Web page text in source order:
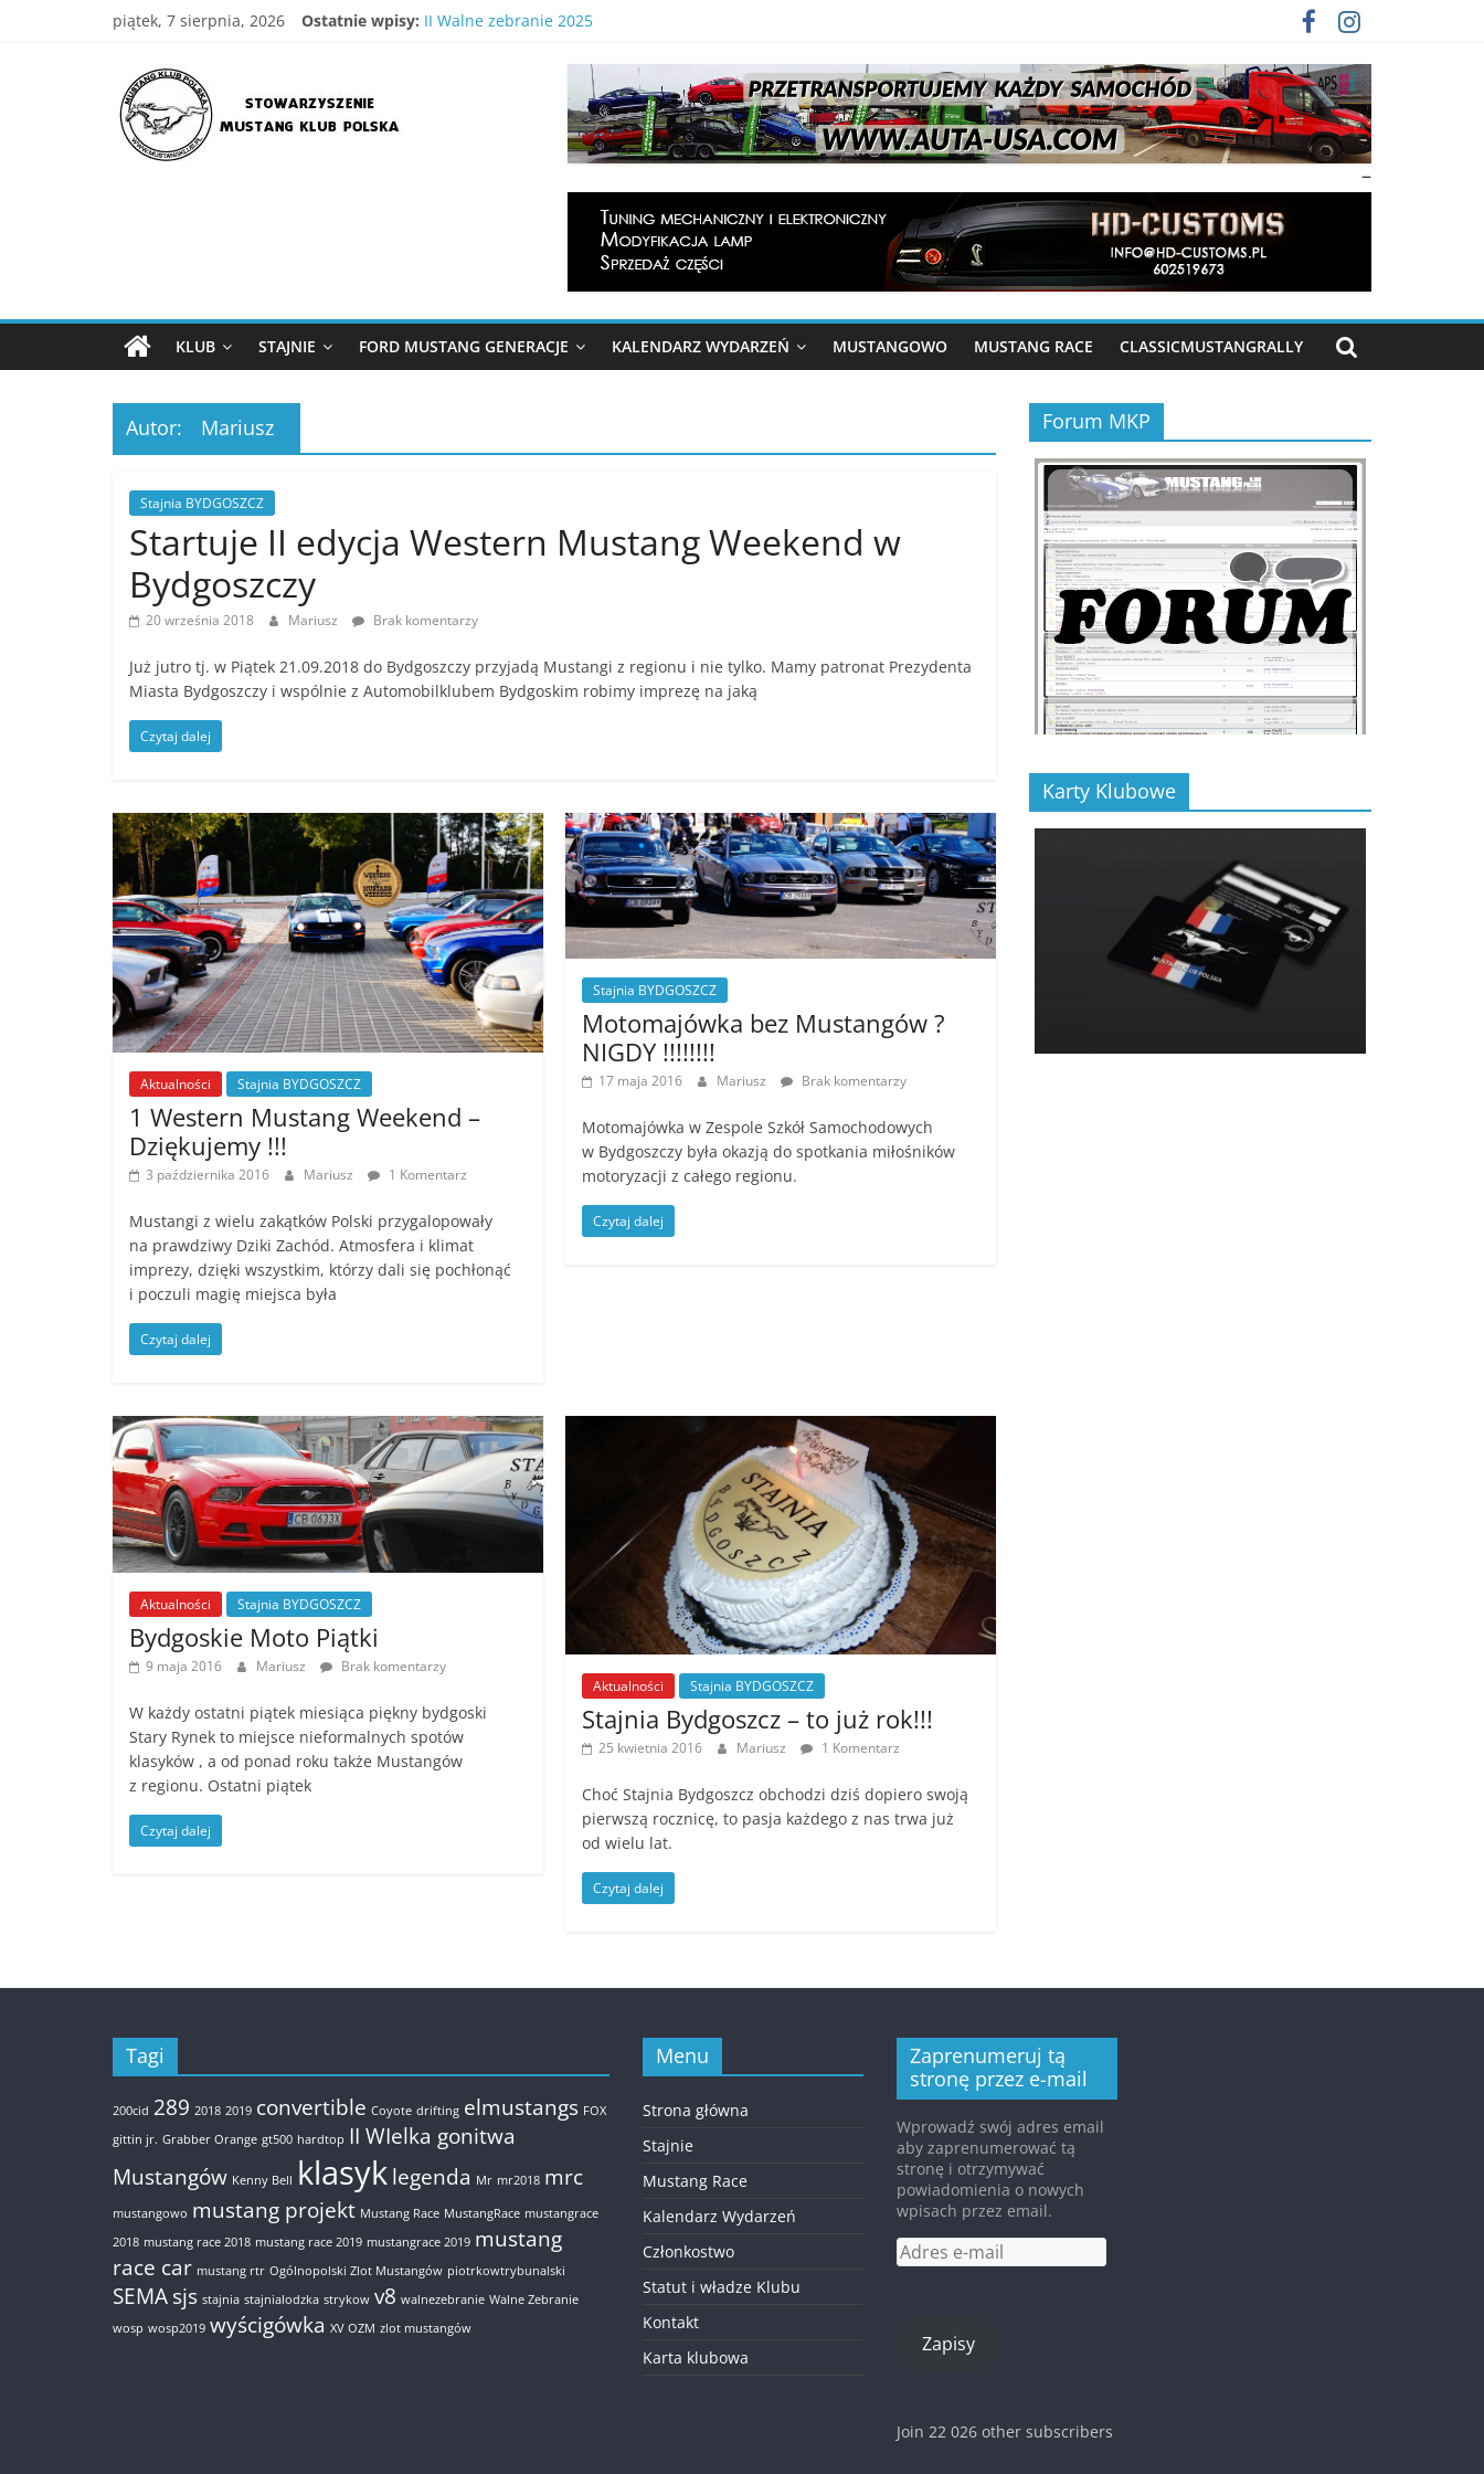
piątek, 7 sierpnia, 2026 Ostatnie wpisy: II Walne zebranie 2025
XVIII Ogólnopolski Zlot Mustangów
Wielka Gonitwa Stajni Mustangów 2024
III WIelka gonitwa Mustangów 6 września 2025
Stowarzyszenie
Mustang
Strona
Stowarzyszenia
Mustang
Klub
Polska
,
zrzesza
miłośników
amerykańskiej
motoryzacji
–
KLUB STAJNIE FORD MUSTANG GENERACJE KALENDARZ WYDARZEŃ MUSTANGOWO MUSTANG RACE CLASSICMUSTANGRALLY
Autor: Mariusz
Stajnia BYDGOSZCZ
Startuje II edycja Western Mustang Weekend w
Bydgoszczy
20 września 2018 Mariusz Brak komentarzy
Już jutro tj. w Piątek 21.09.2018 do Bydgoszczy przyjadą Mustangi z regionu i nie tylko. Mamy patronat Prezydenta
Miasta Bydgoszczy i wspólnie z Automobilklubem Bydgoskim robimy imprezę na jaką
Czytaj dalej
Aktualności Stajnia BYDGOSZCZ
1 Western Mustang Weekend –
Dziękujemy !!!
3 października 2016 Mariusz 1 Komentarz
Mustangi z wielu zakątków Polski przygalopowały
na prawdziwy Dziki Zachód. Atmosfera i klimat
imprezy, dzięki wszystkim, którzy dali się pochłonąć
i poczuli magię miejsca była
Czytaj dalej
Stajnia BYDGOSZCZ
Motomajówka bez Mustangów ?
NIGDY !!!!!!!!
17 maja 2016 Mariusz Brak komentarzy
Motomajówka w Zespole Szkół Samochodowych
w Bydgoszczy była okazją do spotkania miłośników
motoryzacji z całego regionu.
Czytaj dalej
Aktualności Stajnia BYDGOSZCZ
Bydgoskie Moto Piątki
9 maja 2016 Mariusz Brak komentarzy
W każdy ostatni piątek miesiąca piękny bydgoski
Stary Rynek to miejsce nieformalnych spotów
klasyków , a od ponad roku także Mustangów
z regionu. Ostatni piątek
Czytaj dalej
Aktualności Stajnia BYDGOSZCZ
Stajnia Bydgoszcz – to już rok!!!
25 kwietnia 2016 Mariusz 1 Komentarz
Choć Stajnia Bydgoszcz obchodzi dziś dopiero swoją
pierwszą rocznicę, to pasja każdego z nas trwa już
od wielu lat.
Czytaj dalej
Forum MKP
Karty Klubowe
Tagi
200cid 289 2018 2019 convertible Coyote drifting elmustangs FOX
gittin jr. Grabber Orange gt500 hardtop II WIelka gonitwa
Mustangów Kenny Bell klasyklegenda Mr mr2018 mrc
mustangowo mustang projekt Mustang Race MustangRace mustangrace
2018 mustang race 2018 mustang race 2019 mustangrace 2019 mustang
race car mustang rtr Ogólnopolski Zlot Mustangów piotrkowtrybunalski
SEMAsjs stajnia stajnialodzka strykow v8 walnezebranie Walne Zebranie
wosp wosp2019 wyścigówka XV OZM zlot mustangów
Menu
Strona główna
Stajnie
Mustang Race
Kalendarz Wydarzeń
Członkostwo
Statut i władze Klubu
Kontakt
Karta klubowa
Zaprenumeruj tą
stronę przez e-mail
Wprowadź swój adres email
aby zaprenumerować tą
stronę i otrzymywać
powiadomienia o nowych
wpisach przez email.
Adres
e-
Zapisy
Join 22 026 other subscribers